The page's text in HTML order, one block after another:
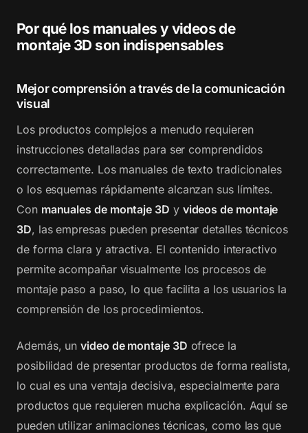
Por qué los manuales y videos de
montaje 3D son indispensables
Mejor comprensión a través de la comunicación
visual
Los productos complejos a menudo requieren
instrucciones detalladas para ser comprendidos
correctamente. Los manuales de texto tradicionales
o los esquemas rápidamente alcanzan sus límites.
Con manuales de montaje 3D y videos de montaje
3D, las empresas pueden presentar detalles técnicos
de forma clara y atractiva. El contenido interactivo
permite acompañar visualmente los procesos de
montaje paso a paso, lo que facilita a los usuarios la
comprensión de los procedimientos.
Además, unvideo de montaje 3D ofrece la
posibilidad de presentar productos de forma realista,
lo cual es una ventaja decisiva, especialmente para
productos que requieren mucha explicación. Aquí se
pueden utilizar animaciones técnicas, como las que